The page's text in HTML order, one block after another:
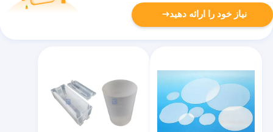
نیاز خود را ارائه دهید